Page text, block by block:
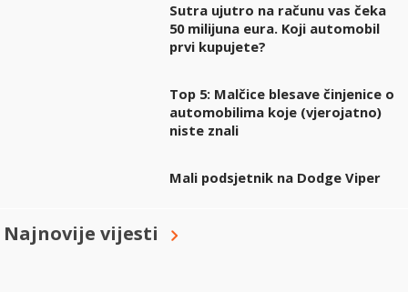
Sutra ujutro na računu vas čeka
50 milijuna eura. Koji automobil
prvi kupujete?
Top 5: Malčice blesave činjenice o
automobilima koje (vjerojatno)
niste znali
Mali podsjetnik na Dodge Viper
Najnovije vijesti